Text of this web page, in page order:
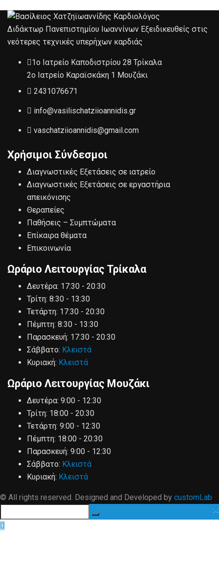
Διδάκτωρ Πανεπιστημίου Ιωαννίνων Εξειδικευθείς στις
νεότερες τεχνικές υπερήχων καρδιάς
1ο Ιατρείο Καποδιστρίου 28 Τρίκαλα
2ο Ιατρείο Καραϊσκάκη 1 Μουζάκι
2431076671
info@vasilischatziioannidis.gr
vaschatziioannidis@gmail.com
Χρήσιμοι Σύνδεσμοι
Διαγνωστικές Εξετάσεις σε ιατρείο
Διαγνωστικές Εξετάσεις σε εργαστήρια
απεικόνισης
Θεραπείες
Παθήσεις – Συμπτώματα
Επίκαιρα θέματα
Επικοινωνία
Ωράριο Λειτουργίας Τρίκαλα
Δευτέρα: 17:30 - 20:30
Τρίτη: 8:30 - 13:30
Τετάρτη: 17:30 - 20:30
Πέμπτη: 8:30 - 13:30
Παρασκευή: 17:30 - 20:30
Σάββατο: Κλειστά
Κυριακή: Κλειστά
Ωράριο Λειτουργίας Μουζάκι
Δευτέρα: 9:00 - 12:30
Τρίτη: 18:00 - 20:30
Τετάρτη: 9:00 - 12:30
Πέμπτη: 18:00 - 20:30
Παρασκευή: 9:00 - 12:30
Σάββατο: Κλειστά
Κυριακή: Κλειστά
© All rights reserved. Designed and Developed by customLab
×